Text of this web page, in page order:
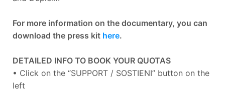
For more information on the documentary, you can
download the press kit here.
DETAILED INFO TO BOOK YOUR QUOTAS
• Click on the “SUPPORT / SOSTIENI” button on the
left